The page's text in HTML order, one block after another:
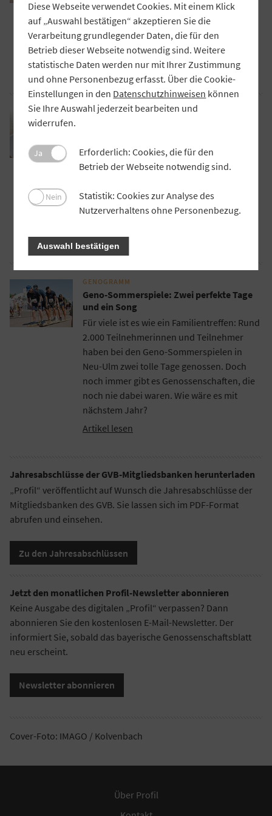
2022 einen Podcast für
Unternehmerkunden. Mittlerweile hat die
Bank fast 30 Folgen veröffentlicht. Was
bezweckt sie damit?
Artikel lesen
RAT
Die neuen Mindestanforderungen an das
Risikomanagement der Banken bringen
die bayerischen Kreditgenossenschaften
mit sich. Der GVB unterstützt mit
Artikel lesen
GENOGRAMM
Geno-Sommerspiele: Zwei perfekte Tage
und ein Song
Für viele ist es wie ein Familientreffen: Rund
2.000 Teilnehmerinnen und Teilnehmer
haben bei den Geno-Sommerspielen in
Neu-Ulm zwei tolle Tage genossen. Doch
noch immer gibt es Genossenschaften, die
noch nie dabei waren. Wie wäre es mit
nächstem Jahr?
Artikel lesen
Jahresabschlüsse der GVB-Mitgliedsbanken herunterladen
„Profil“ veröffentlicht auf Wunsch die Jahresabschlüsse der
Mitgliedsbanken des GVB. Sie lassen sich im PDF-Format
abrufen und einsehen.
Zu den Jahresabschlüssen
Jetzt den monatlichen Profil-Newsletter abonnieren
Keine Ausgabe des digitalen „Profil“ verpassen? Dann
abonnieren Sie den kostenlosen E-Mail-Newsletter. Der
informiert Sie, sobald das bayerische Genossenschaftsblatt
neu erscheint.
Newsletter abonnieren
Cover-Foto: IMAGO / Kolvenbach
Über Profil
Diese Webseite verwendet Cookies. Mit einem Klick
auf „Auswahl bestätigen“ akzeptieren Sie die
Verarbeitung grundlegender Daten, die für den
Betrieb dieser Webseite notwendig sind. Weitere
statistische Daten werden nur mit Ihrer Zustimmung
und ohne Personenbezug erfasst. Über die Cookie-
Einstellungen in den Datenschutzhinweisen können
Sie Ihre Auswahl jederzeit bearbeiten und
widerrufen.
Ja
Erforderlich: Cookies, die für den
Betrieb der Webseite notwendig sind.
Nein
Statistik: Cookies zur Analyse des
Nutzerverhaltens ohne Personenbezug.
Auswahl bestätigen